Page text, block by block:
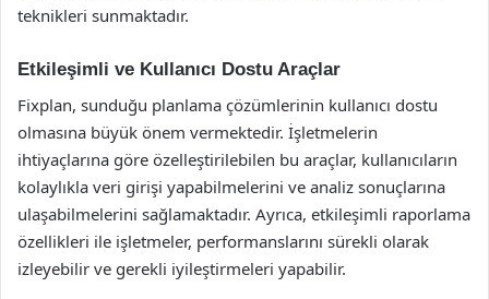
teknikleri sunmaktadır.
Etkileşimli ve Kullanıcı Dostu Araçlar
Fixplan, sunduğu planlama çözümlerinin kullanıcı dostu
olmasına büyük önem vermektedir. İşletmelerin
ihtiyaçlarına göre özelleştirilebilen bu araçlar, kullanıcıların
kolaylıkla veri girişi yapabilmelerini ve analiz sonuçlarına
ulaşabilmelerini sağlamaktadır. Ayrıca, etkileşimli raporlama
özellikleri ile işletmeler, performanslarını sürekli olarak
izleyebilir ve gerekli iyileştirmeleri yapabilir.